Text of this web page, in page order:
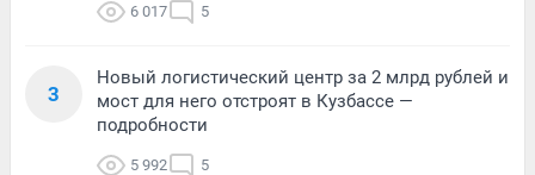
6 017 5
3
Новый логистический центр за 2 млрд рублей и
мост для него отстроят в Кузбассе —
подробности
5 992 5